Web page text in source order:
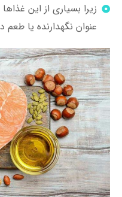
زیرا بسیاری از این
عنوان نگهدارنده یا